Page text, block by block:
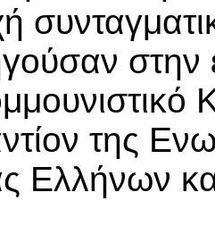
στην
της
Ελλήνων